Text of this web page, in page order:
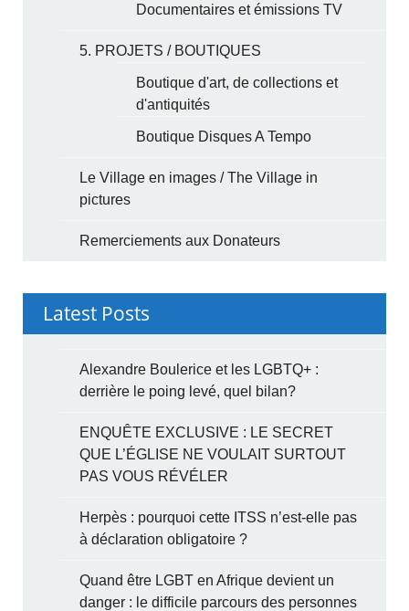
Documentaires et émissions TV
5. PROJETS / BOUTIQUES
Boutique d'art, de collections et
d'antiquités
Boutique Disques A Tempo
Le Village en images / The Village in
pictures
Remerciements aux Donateurs
Latest Posts
Alexandre Boulerice et les LGBTQ+ :
derrière le poing levé, quel bilan?
ENQUÊTE EXCLUSIVE : LE SECRET
QUE L’ÉGLISE NE VOULAIT SURTOUT
PAS VOUS RÉVÉLER
Herpès : pourquoi cette ITSS n’est-elle pas
à déclaration obligatoire ?
Quand être LGBT en Afrique devient un
danger : le difficile parcours des personnes